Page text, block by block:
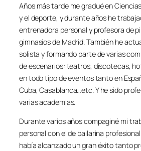
Años más tarde me gradué en
y el deporte, y durante años he
entrenadora personal y profesora de
gimnasios de Madrid. También he
solista y formando parte de varias
de escenarios: teatros, discotecas,
en todo tipo de eventos tanto en
Cuba, Casablanca…etc. Y he sido
varias academias.
Durante varios años compaginé mi
personal con el de bailarina
había alcanzado un gran éxito tanto